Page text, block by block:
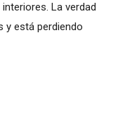
La verdad
y está perdiendo